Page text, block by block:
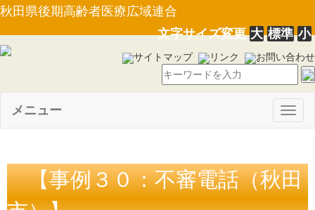
秋田県後期高齢者医療広域連合
文字サイズ変更大 標準 小
サイトマップ リンク お問い合わせ
メニュー
【事例３０：不審電話（秋田